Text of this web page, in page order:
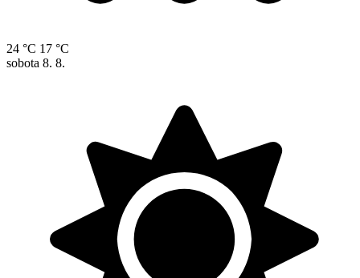
24 °C 17 °C
sobota 8. 8.